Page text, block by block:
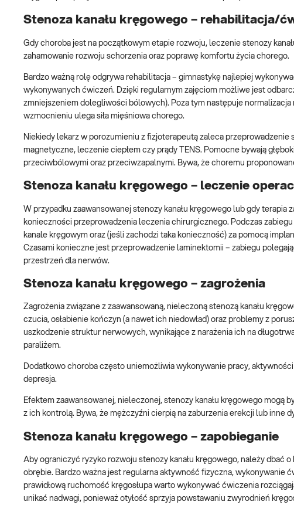
Stenoza kanału kręgowego – rehabilitacja/
Gdy choroba jest na początkowym etapie rozwoju, leczenie stenozy
zahamowanie rozwoju schorzenia oraz poprawę komfortu życia chorego.
Bardzo ważną rolę odgrywa rehabilitacja – gimnastykę najlepiej
wykonywanych ćwiczeń. Dzięki regularnym zajęciom możliwe jest
zmniejszeniem dolegliwości bólowych). Poza tym następuje
wzmocnieniu ulega siła mięśniowa chorego.
Niekiedy lekarz w porozumieniu z fizjoterapeutą zaleca
magnetyczne, leczenie ciepłem czy prądy TENS. Pomocne bywają
przeciwbólowymi oraz przeciwzapalnymi. Bywa, że choremu
Stenoza kanału kręgowego – leczenie
W przypadku zaawansowanej stenozy kanału kręgowego lub gdy
konieczności przeprowadzenia leczenia chirurgicznego. Podczas
kanale kręgowym oraz (jeśli zachodzi taka konieczność) za pomocą
Czasami konieczne jest przeprowadzenie laminektomii – zabiegu
przestrzeń dla nerwów.
Stenoza kanału kręgowego – zagrożenia
Zagrożenia związane z zaawansowaną, nieleczoną stenozą kanału
czucia, osłabienie kończyn (a nawet ich niedowład) oraz problemy z
uszkodzenie struktur nerwowych, wynikające z narażenia ich na
paraliżem.
Dodatkowo choroba często uniemożliwia wykonywanie pracy,
depresja.
Efektem zaawansowanej, nieleczonej, stenozy kanału kręgowego
z ich kontrolą. Bywa, że mężczyźni cierpią na zaburzenia erekcji lub inne
Stenoza kanału kręgowego – zapobieganie
Aby ograniczyć ryzyko rozwoju stenozy kanału kręgowego, należy dbać
obrębie. Bardzo ważna jest regularna aktywność fizyczna, wykonywanie
prawidłową ruchomość kręgosłupa warto wykonywać ćwiczenia
unikać nadwagi, ponieważ otyłość sprzyja powstawaniu zwyrodnień